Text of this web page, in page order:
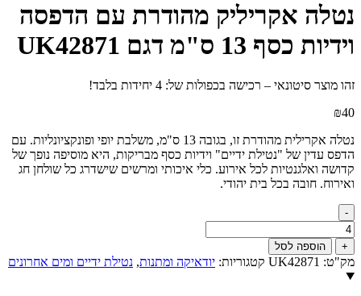
נטלה אקריליק מהודרת עם הדפסה
וידיות כסף 13 ס"מ דגם UK42871
זהו מוצר סיטונאי – רכישה בכפולות של: 4 יחידות בלבד!
₪40
נטלה אקרילית מהודרת זו, בגובה 13 ס"מ, משלבת יופי ופונקציונליות. עם
הדפס עדין של "נטילת ידיים" וידיות כסף מבריקות, היא מוסיפה נופך של
קדושה ואלגנטיות לכל אירוע. כלי איכותי ומרשים שישדרג כל שולחן חג
ואירוח. חובה בכל בית יהודי.
-
כמות
של
נטלה
אקריליק
+ הוספה לסל
מק"ט: UK42871 קטגוריות: יודאיקה ומתנות, נטילת ידיים ומים אחרונים